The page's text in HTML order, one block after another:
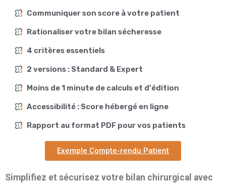
Communiquer son score à votre patient
Rationaliser votre bilan sécheresse
4 critères essentiels
2 versions : Standard & Expert
Moins de 1 minute de calculs et d'édition
Accessibilité : Score hébergé en ligne
Rapport au format PDF pour vos patients
Exemple Compte-rendu Patient
Simplifiez et sécurisez votre bilan chirurgical avec